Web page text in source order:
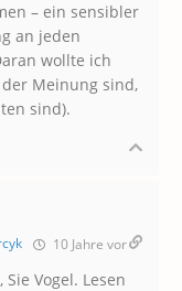
– ein sensibler
an jeden
wollte ich
Meinung sind,
sind).
10 Jahre vor
Vogel. Lesen